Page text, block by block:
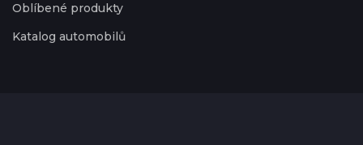
Oblíbené produkty
Katalog automobilů